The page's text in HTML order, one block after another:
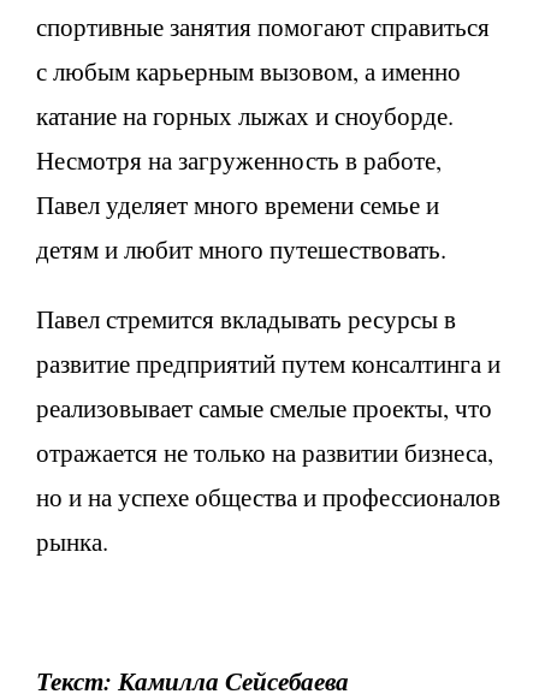
спортивные занятия помогают справиться
с любым карьерным вызовом, а именно
катание на горных лыжах и сноуборде.
Несмотря на загруженность в работе,
Павел уделяет много времени семье и
детям и любит много путешествовать.
Павел стремится вкладывать ресурсы в
развитие предприятий путем консалтинга и
реализовывает самые смелые проекты, что
отражается не только на развитии бизнеса,
но и на успехе общества и профессионалов
рынка.
Текст: Камилла Сейсебаева